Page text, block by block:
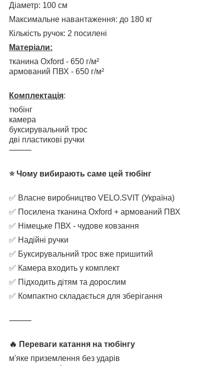
Діаметр: 100 см
Максимальне навантаження: до 180 кг
Кількість ручок: 2 посилені
Матеріали:
тканина Oxford - 650 г/м²
армований ПВХ - 650 г/м²
Комплектація:
тюбінг
камера
буксирувальний трос
дві пластикові ручки
⸻
⭐ Чому вибирають саме цей тюбінг
✅ Власне виробництво VELO.SVIT (Україна)
✅ Посилена тканина Oxford + армований ПВХ
✅ Німецьке ПВХ - чудове ковзання
✅ Надійні ручки
✅ Буксирувальний трос вже пришитий
✅ Камера входить у комплект
✅ Підходить дітям та дорослим
✅ Компактно складається для зберігання
⸻
🔥 Переваги катання на тюбінгу
м'яке приземлення без ударів